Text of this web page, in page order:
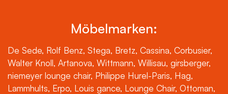
Möbelmarken:
De Sede, Rolf Benz, Stega, Bretz, Cassina, Corbusier,
Walter Knoll, Artanova, Wittmann, Willisau, girsberger,
niemeyer lounge chair, Philippe Hurel-Paris, Hag,
Lammhults, Erpo, Louis gance, Lounge Chair, Ottoman,